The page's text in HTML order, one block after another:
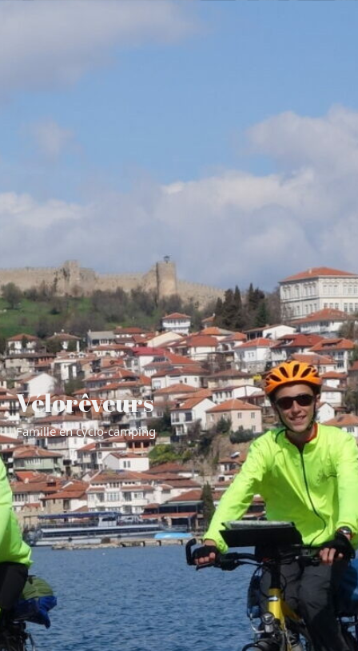
Vélorêveurs
Famille en cyclo-camping